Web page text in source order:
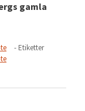
gamla
- Etiketter